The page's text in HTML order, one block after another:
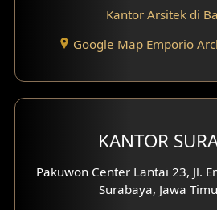
Desain Paviliun
Desain Interior Klinik
Desain Interior Hotel
Kantor Arsitek di
Google Map Emporio
KANTOR
Pakuwon Center Lantai 23, Jl.
Surabaya, Jawa